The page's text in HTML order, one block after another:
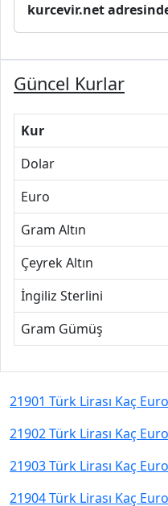
kurcevir.net
Güncel Kurlar
Kur
Dolar
Euro
Gram Altın
Çeyrek Altın
İngiliz Sterlini
Gram Gümüş
21901 Türk Lirası Kaç Euro
21902 Türk Lirası Kaç Euro
21903 Türk Lirası Kaç Euro
21904 Türk Lirası Kaç Euro